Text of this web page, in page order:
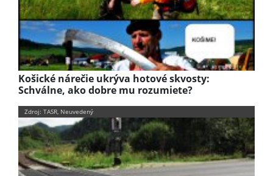
Košické nárečie ukrýva hotové skvosty:
Schválne, ako dobre mu rozumiete?
Zdroj: TASR, Neuvedený